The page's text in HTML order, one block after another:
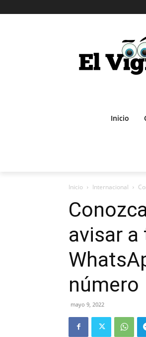
Inicio
Inicio Internacional
avisar
número
mayo 9, 2022